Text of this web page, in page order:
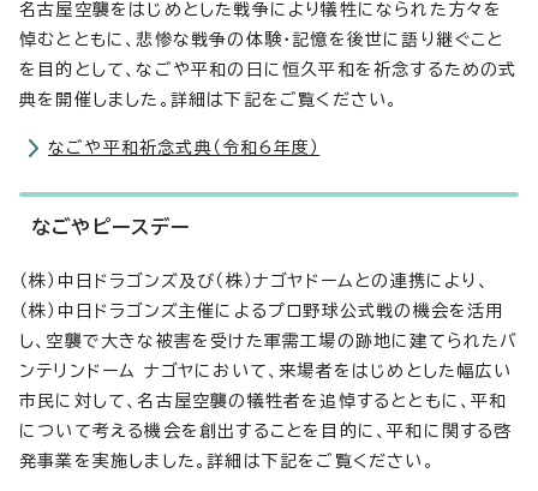
名古屋空襲をはじめとした戦争により犠牲になられた方々を
悼むとともに、悲惨な戦争の体験・記憶を後世に語り継ぐこと
を目的として、なごや平和の日に恒久平和を祈念するための式
典を開催しました。詳細は下記をご覧ください。
なごや平和祈念式典（令和6年度）
なごやピースデー
（株）中日ドラゴンズ及び（株）ナゴヤドームとの連携により、
（株）中日ドラゴンズ主催によるプロ野球公式戦の機会を活用
し、空襲で大きな被害を受けた軍需工場の跡地に建てられたバ
ンテリンドーム ナゴヤにおいて、来場者をはじめとした幅広い
市民に対して、名古屋空襲の犠牲者を追悼するとともに、平和
について考える機会を創出することを目的に、平和に関する啓
発事業を実施しました。詳細は下記をご覧ください。